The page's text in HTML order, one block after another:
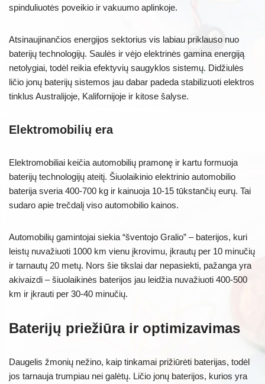
spinduliuotės poveikio ir vakuumo aplinkoje.
Atsinaujinančios energijos sektorius vis labiau priklauso nuo
baterijų technologijų. Saulės ir vėjo elektrinės gamina energiją
netolygiai, todėl reikia efektyvių saugyklos sistemų. Didžiulės
ličio jonų baterijų sistemos jau dabar padeda stabilizuoti elektros
tinklus Australijoje, Kalifornijoje ir kitose šalyse.
Elektromobilių era
Elektromobiliai keičia automobilių pramonę ir kartu formuoja
baterijų technologijų ateitį. Šiuolaikinio elektrinio automobilio
baterija sveria 400-700 kg ir kainuoja 10-15 tūkstančių eurų. Tai
sudaro apie trečdalį viso automobilio kainos.
Automobilių gamintojai siekia “šventojo Gralio” – baterijos, kuri
leistų nuvažiuoti 1000 km vienu įkrovimu, įkrautų per 10 minučių
ir tarnautų 20 metų. Nors šie tikslai dar nepasiekti, pažanga yra
akivaizdi – šiuolaikinės baterijos jau leidžia nuvažiuoti 400-500
km ir įkrauti per 30-40 minučių.
Baterijų priežiūra ir optimizavimas
Daugelis žmonių nežino, kaip tinkamai prižiūrėti baterijas, todėl
jos tarnauja trumpiau nei galėtų. Ličio jonų baterijos, kurios yra